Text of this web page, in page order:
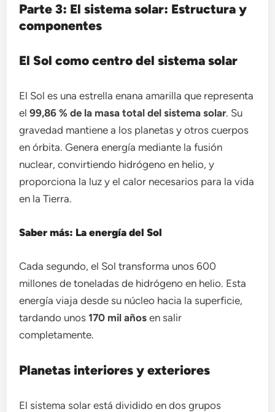
Parte 3: El sistema solar: Estructura y
componentes
El Sol como centro del sistema solar
El Sol es una estrella enana amarilla que representa
el99,86 % de la masa total del sistema solar. Su
gravedad mantiene a los planetas y otros cuerpos
en órbita. Genera energía mediante la fusión
nuclear, convirtiendo hidrógeno en helio, y
proporciona la luz y el calor necesarios para la vida
en la Tierra.
Saber más: La energía del Sol
Cada segundo, el Sol transforma unos 600
millones de toneladas de hidrógeno en helio. Esta
energía viaja desde su núcleo hacia la superficie,
tardando unos170 mil años en salir
completamente.
Planetas interiores y exteriores
El sistema solar está dividido en dos grupos